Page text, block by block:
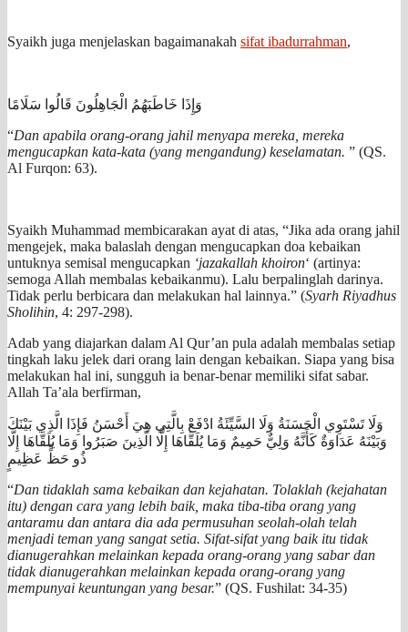
Syaikh juga menjelaskan bagaimanakah sifat ibadurrahman,
وَإِذَا خَاطَبَهُمُ الْجَاهِلُونَ قَالُوا سَلَامًا
“Dan apabila orang-orang jahil menyapa mereka, mereka
mengucapkan kata-kata (yang mengandung) keselamatan. ” (QS.
Al Furqon: 63).
Syaikh Muhammad membicarakan ayat di atas, “Jika ada orang jahil
mengejek, maka balaslah dengan mengucapkan doa kebaikan
untuknya semisal mengucapkan ‘jazakallah khoiron‘ (artinya:
semoga Allah membalas kebaikanmu). Lalu berpalinglah darinya.
Tidak perlu berbicara dan melakukan hal lainnya.” (Syarh Riyadhus
Sholihin, 4: 297-298).
Adab yang diajarkan dalam Al Qur’an pula adalah membalas setiap
tingkah laku jelek dari orang lain dengan kebaikan. Siapa yang bisa
melakukan hal ini, sungguh ia benar-benar memiliki sifat sabar.
Allah Ta’ala berfirman,
وَلَا تَسْتَوِي الْحَسَنَةُ وَلَا السَّيِّئَةُ ادْفَعْ بِالَّتِي هِيَ أَحْسَنُ فَإِذَا الَّذِي بَيْنَكَ
وَبَيْنَهُ عَدَاوَةٌ كَأَنَّهُ وَلِيٌّ حَمِيمٌ وَمَا يُلَقَّاهَا إِلَّا الَّذِينَ صَبَرُوا وَمَا يُلَقَّاهَا إِلَّا
ذُو حَظٍّ عَظِيمٍ
“Dan tidaklah sama kebaikan dan kejahatan. Tolaklah (kejahatan
itu) dengan cara yang lebih baik, maka tiba-tiba orang yang
antaramu dan antara dia ada permusuhan seolah-olah telah
menjadi teman yang sangat setia. Sifat-sifat yang baik itu tidak
dianugerahkan melainkan kepada orang-orang yang sabar dan
tidak dianugerahkan melainkan kepada orang-orang yang
mempunyai keuntungan yang besar.” (QS. Fushilat: 34-35)